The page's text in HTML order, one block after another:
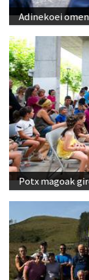
Adinekoei
Potx magoak